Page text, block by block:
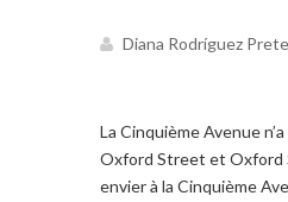
Diana Rodríguez
La Cinquième Avenue
Oxford Street et Oxford
envier à la Cinquième